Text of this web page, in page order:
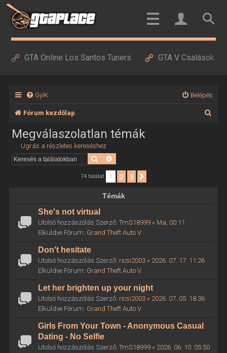
GTA Online Los Santos Tuners GTA V Csalások
GyIK Belépés
Fórum kezdőlap
Megválaszolatlan témák
Ugrás a részletes kereséshez
Keresés
74 találat 1 2 3
Témák
She's not virtual
Utolsó hozzászólás Szerző: TmS18999« Ma, 00:11
Elküldve Fórum: Grand Theft Auto V
Don't hesitate
Utolsó hozzászólás Szerző: ricsi2003« 2026. 07. 17. 11:26
Elküldve Fórum: Grand Theft Auto V
Let her brighten up your night
Utolsó hozzászólás Szerző: ricsi2003« 2026. 07. 05. 18:36
Elküldve Fórum: Grand Theft Auto V
Girls From Your Town - Anonymous Casual
Dating - No Selfie
Utolsó hozzászólás Szerző: TmS18999« 2026. 06. 10. 05:50